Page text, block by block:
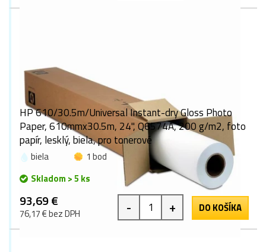
HP 610/30.5m/Universal Instant-dry Gloss Photo
Paper, 610mmx30.5m, 24", Q6574A, 200 g/m2, foto
papír, lesklý, biela, pro tonerové
biela
1 bod
Skladom > 5 ks
93,69 €
76,17 € bez DPH - + DO KOŠÍKA